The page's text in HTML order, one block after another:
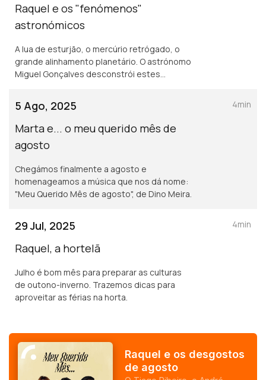
Raquel e os "fenómenos"
astronómicos
A lua de esturjão, o mercúrio retrógado, o
grande alinhamento planetário. O astrónomo
Miguel Gonçalves desconstrói estes
5 Ago, 2025
Marta e... o meu querido mês de
agosto
Chegámos finalmente a agosto e
homenageamos a música que nos dá nome:
"Meu Querido Mês de agosto", de Dino Meira.
4min
29 Jul, 2025
Raquel, a hortelã
Julho é bom mês para preparar as culturas
de outono-inverno. Trazemos dicas para
aproveitar as férias na horta.
4min
Raquel e os desgostos
de agosto